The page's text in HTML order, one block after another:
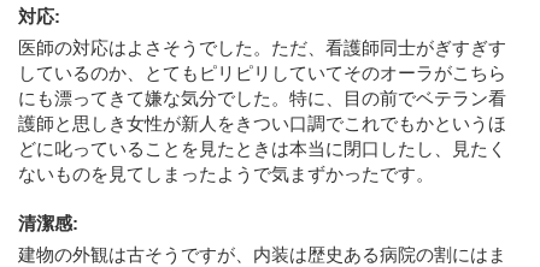
対応:
医師の対応はよさそうでした。ただ、看護師同士がぎすぎす
しているのか、とてもピリピリしていてそのオーラがこちら
にも漂ってきて嫌な気分でした。特に、目の前でベテラン看
護師と思しき女性が新人をきつい口調でこれでもかというほ
どに叱っていることを見たときは本当に閉口したし、見たく
ないものを見てしまったようで気まずかったです。
清潔感:
建物の外観は古そうですが、内装は歴史ある病院の割にはま